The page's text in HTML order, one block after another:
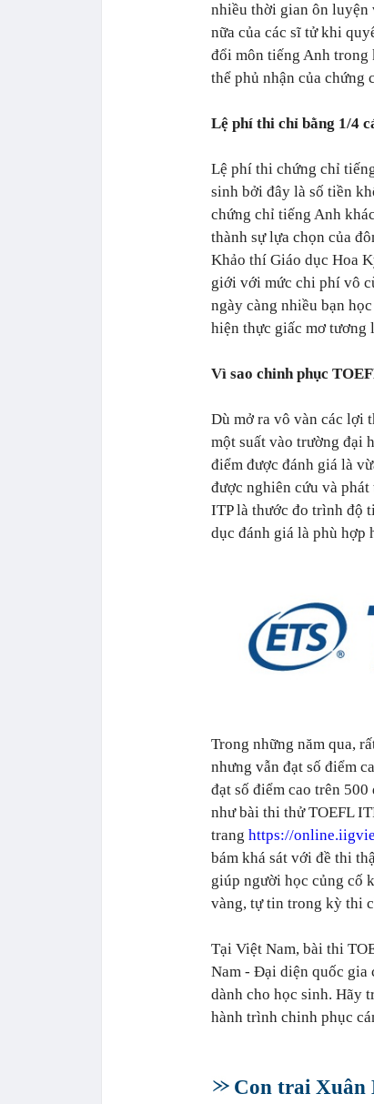
nhiều thời gian ôn luyện
nữa của các sĩ tử khi
đổi môn tiếng Anh
thể phủ nhận của chứng
Lệ phí thi chỉ bằng 1/4
Lệ phí thi chứng chỉ
sinh bởi đây là số tiền
chứng chỉ tiếng Anh
thành sự lựa chọn của
Khảo thí Giáo dục Hoa
giới với mức chi phí vô
ngày càng nhiều bạn
hiện thực giấc mơ tương
Vì sao chinh phục
Dù mở ra vô vàn các lợi
một suất vào trường đại
điểm được đánh giá là
được nghiên cứu và
ITP là thước đo trình độ
dục đánh giá là phù hợp
Trong những năm qua,
nhưng vẫn đạt số điểm
đạt số điểm cao trên
như bài thi thử TOEFL
trang https://
bám khá sát với đề thi
giúp người học củng cố
vàng, tự tin trong kỳ thi
Tại Việt Nam, bài thi
Nam - Đại diện quốc gia
dành cho học sinh. Hãy
hành trình chinh phục
Con trai Xuân